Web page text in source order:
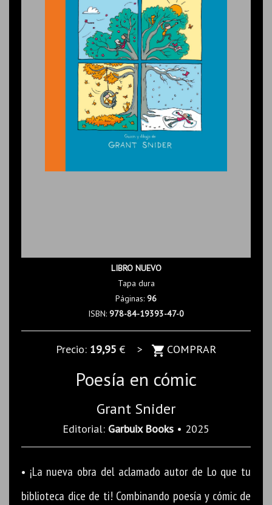
LIBRO NUEVO
Tapa dura
Páginas: 96
ISBN: 978-84-19393-47-0
Precio: 19,95 € > COMPRAR
Poesía en cómic
Grant Snider
Editorial: Garbuix Books • 2025
• ¡La nueva obra del aclamado autor de Lo que tu
biblioteca dice de ti! Combinando poesía y cómic de